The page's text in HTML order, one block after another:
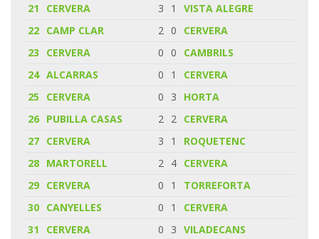
21
CERVERA 3 1
VISTA ALEGRE
22 CAMP CLAR 2 0
CERVERA
23
CERVERA 0 0
CAMBRILS
24 ALCARRAS 0 1
CERVERA
25
CERVERA 0 3
HORTA
26 PUBILLA CASAS 2 2
CERVERA
27 CERVERA 3 1
ROQUETENC
28 MARTORELL 2 4 CERVERA
29 CERVERA 0 1
TORREFORTA
30 CANYELLES 0 1
CERVERA
31
CERVERA 0 3 VILADECANS